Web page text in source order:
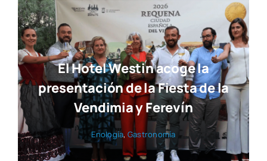
El Hotel Westin acoge la
presentación de la Fiesta de la
Vendimia y Ferevín
Eno­lo­gía, Gas­tro­no­mía